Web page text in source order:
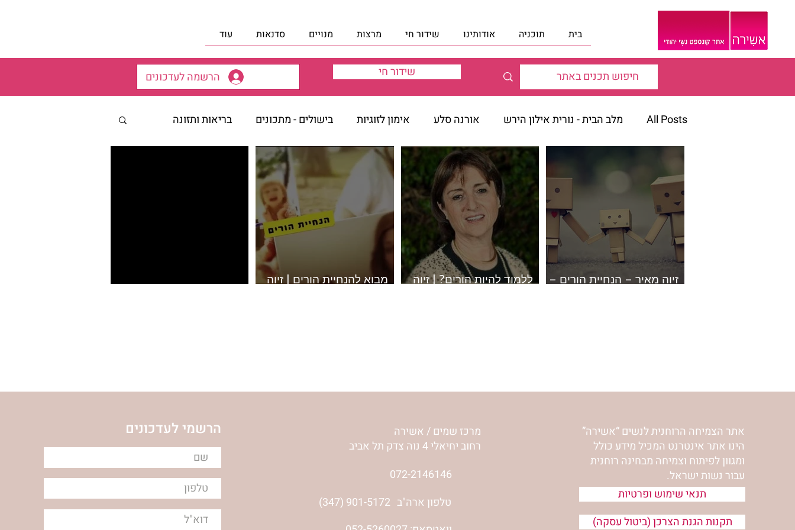
בית תוכניה אודותינו שידור חי מרצות מנויים סדנאות עוד
הרשמה לעדכונים שידור חי
All Posts מלב הבית - נורית אילון הירש אורנה סלע אימון לזוגיות בישולים - מתכונים בריאות ותזונה
דבר העורכת הופעות הלכות הלכות שמיטה הרב טברסקי - 12 הצעדים הרב מיכי יוספי- 12 הצעדים
הרצאות ווידאו הרצאות וידאו חדשות זיוה מאיר - הנחיית הורים זיוה מאיר - הנחיית הורים
חגים ומועדי ישראל חדוה שטרנברג חדוה שטרנברג - לחזור אל הבריאות שבך חדוה שטרנברג - מאמרים
זיוה מאיר – הנחיית הורים –
ללמוד להיות הורים? | זיוה
מבוא להנחיית הורים | זיוה
הרשמי לעדכונים
מרכז שמים / אשירה
רחוב יחיאלי 4 נוה צדק תל אביב
072-2146146
(347) 901-5172 טלפון ארה"ב
אתר הצמיחה הרוחנית לנשים “אשירה”
הינו אתר אינטרנט המכיל מידע כולל
ומגוון לפיתוח וצמיחה מבחינה רוחנית
עבור נשות ישראל.
תנאי שימוש ופרטיות
תקנות הגנת הצרכן (ביטול עסקה)